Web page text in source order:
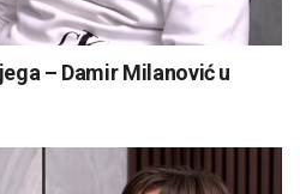
– Damir Milanović u